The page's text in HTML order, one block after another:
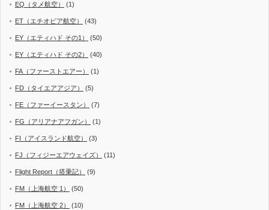
EQ（タメ航空） (1)
ET（エチオピア航空） (43)
EY（エティハド その1） (50)
EY（エティハド その2） (40)
FA（ファーストエアー） (1)
FD（タイエアアジア） (5)
FE（ファーイースタン） (7)
FG（アリアナアフガン） (1)
FI（アイスランド航空） (3)
FJ（フィジーエアウェイズ） (11)
Flight Report（搭乗記） (9)
FM（上海航空 1） (50)
FM（上海航空 2） (10)